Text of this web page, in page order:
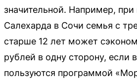
значительной. Например, при
Салехарда в Сочи семья с
старше 12 лет может
рублей в одну сторону, если
пользуются программой